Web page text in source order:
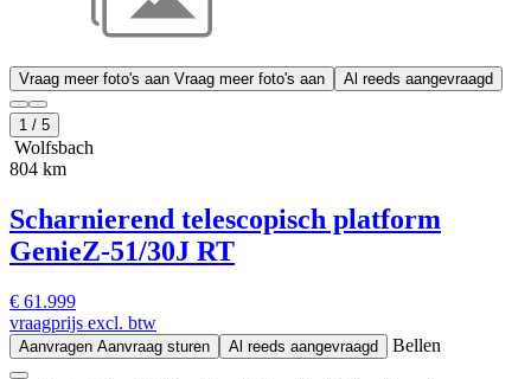
Vraag meer foto's aan Vraag meer foto's aan Al reeds aangevraagd
1 / 5
Wolfsbach
804 km
Scharnierend telescopisch platform
GenieZ-51/30J RT
€ 61.999
vraagprijs excl. btw
Aanvragen Aanvraag sturen Al reeds aangevraagd Bellen